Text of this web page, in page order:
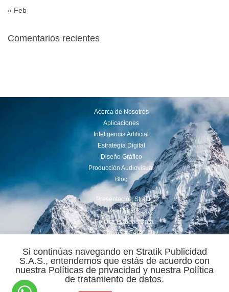
« Feb
Comentarios recientes
Acerca de Nosotros
Aplicaciones
Inteligencia Artificial
Estrategia Digital
Diseño Gráfico
Producción Audiovisual
Blog
Presentación Stratik
Reel Stratik
Política Habeas Data
Cra. 65 # 94-40
comercial@stratik.com.co
Power By : Stratik ® 2022
Si continúas navegando en Stratik Publicidad
S.A.S., entendemos que estás de acuerdo con
nuestra Políticas de privacidad y nuestra Política
de tratamiento de datos.